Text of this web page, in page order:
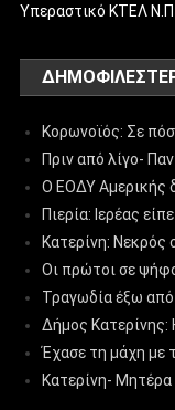
Υπεραστικό ΚΤΕΛ
Κορωνοϊός: Σε
Πριν από λίγο-
Ο ΕΟΔΥ Αμερικής
Πιερία: Ιερέας
Κατερίνη: Νεκρός
Οι πρώτοι σε
Τραγωδία έξω από
Δήμος Κατερίνης:
Έχασε τη μάχη με
Κατερίνη- Μητέρα